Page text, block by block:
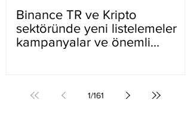
Binance TR ve Kripto
sektöründe yeni listelemeler
kampanyalar ve önemli
1/161